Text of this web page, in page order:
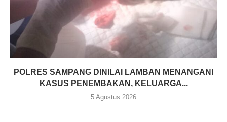
POLRES SAMPANG DINILAI LAMBAN MENANGANI
KASUS PENEMBAKAN, KELUARGA...
5 Agustus 2026